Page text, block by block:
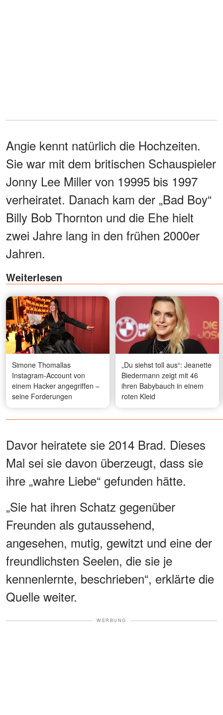
Angie kennt natürlich die Hochzeiten.
Sie war mit dem britischen Schauspieler
Jonny Lee Miller von 19995 bis 1997
verheiratet. Danach kam der „Bad Boy“
Billy Bob Thornton und die Ehe hielt
zwei Jahre lang in den frühen 2000er
Jahren.
Weiterlesen
Simone Thomallas
Instagram-Account von
einem Hacker angegriffen –
seine Forderungen
„Du siehst toll aus“: Jeanette
Biedermann zeigt mit 46
ihren Babybauch in einem
roten Kleid
Davor heiratete sie 2014 Brad. Dieses
Mal sei sie davon überzeugt, dass sie
ihre „wahre Liebe“ gefunden hätte.
„Sie hat ihren Schatz gegenüber
Freunden als gutaussehend,
angesehen, mutig, gewitzt und eine der
freundlichsten Seelen, die sie je
kennenlernte, beschrieben“, erklärte die
Quelle weiter.
WERBUNG